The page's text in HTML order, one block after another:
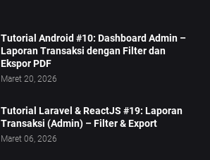
Tutorial Android #10: Dashboard Admin –
Laporan Transaksi dengan Filter dan
Ekspor PDF
Maret 20, 2026
Tutorial Laravel & ReactJS #19: Laporan
Transaksi (Admin) – Filter & Export
Maret 06, 2026